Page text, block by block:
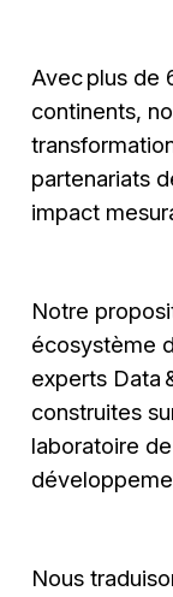
Avec plus de
continents,
partenariats
impact
Notre
écosystème
experts Data
construites
laboratoire
Nous